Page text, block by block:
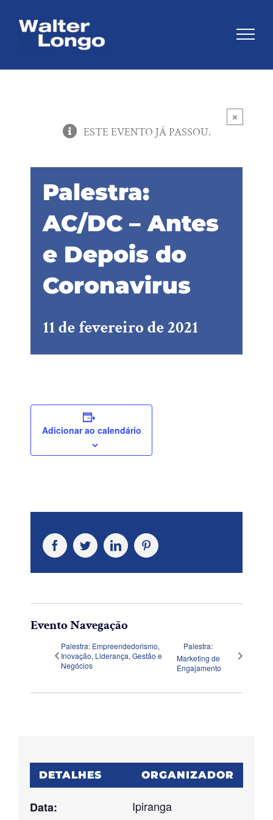
×
ESTE EVENTO JÁ PASSOU.
Palestra:
AC/DC – Antes
e Depois do
Coronavirus
11 de fevereiro de 2021
Adicionar ao calendário
FacebookTwitterLinkedInPinterest
Evento Navegação
Palestra: Empreendedorismo,
Inovação, Liderança, Gestão e
Negócios
Palestra:
Marketing de
Engajamento
DETALHES
Data:
ORGANIZADOR
Ipiranga